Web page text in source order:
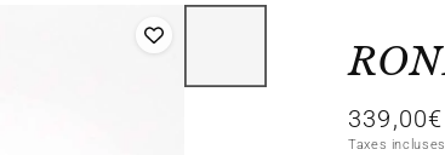
Prix
normal
339,00€
Taxes